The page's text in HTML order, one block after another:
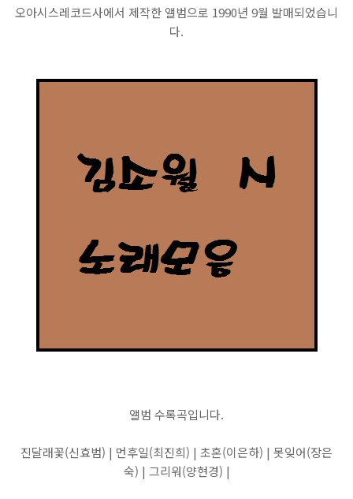
오아시스레코드사에서 제작한 앨범으로 1990년 9월 발매되었습니
다.
앨범 수록곡입니다.
진달래꽃(신효범) | 먼후일(최진희) | 초혼(이은하) | 못잊어(장은
숙) | 그리워(양현경) |